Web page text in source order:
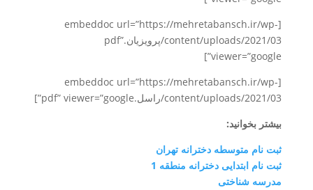
[embeddoc url=”https://mehretabansch.ir/wp-
content/uploads/2021/03/پرویزیان.pdf”
viewer=”google”]
[embeddoc url=”https://mehretabansch.ir/wp-
content/uploads/2021/03/راسل.pdf” viewer=”google”]
بیشتر بخوانید:
ثبت نام متوسطه دخترانه تهران
ثبت نام ابتدایی دخترانه منطقه 1
مدرسه شناختی